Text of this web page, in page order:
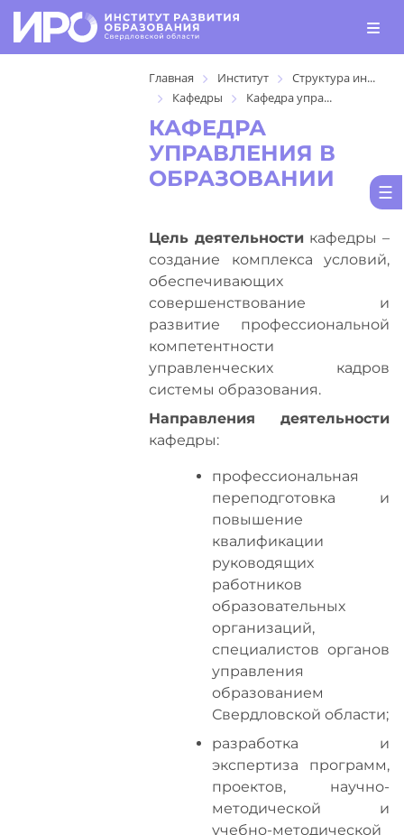
Главная Институт
Структура ин...
Кафедры
Кафедра упра...
КАФЕДРА
УПРАВЛЕНИЯ В
ОБРАЗОВАНИИ
Цель деятельности кафедры –
создание комплекса условий,
обеспечивающих
совершенствование и
развитие профессиональной
компетентности
управленческих кадров
системы образования.
Направления деятельности
кафедры:
профессиональная
переподготовка и
повышение
квалификации
руководящих
работников
образовательных
организаций,
специалистов органов
управления
образованием
Свердловской области;
разработка и
экспертиза программ,
проектов, научно-
методической и
учебно-методической